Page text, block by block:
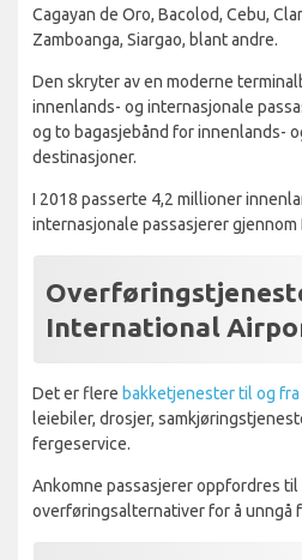
Cagayan de Oro, Bacolod, Cebu,
Zamboanga, Siargao, blant andre.
Den skryter av en moderne
innenlands- og internasjonale
og to bagasjebånd for innenlands-
destinasjoner.
I 2018 passerte 4,2 millioner
internasjonale passasjerer
International
Det er flere bakketjenester til og
leiebiler, drosjer,
fergeservice.
Ankomne passasjerer oppfordres
overføringsalternativer for å unngå